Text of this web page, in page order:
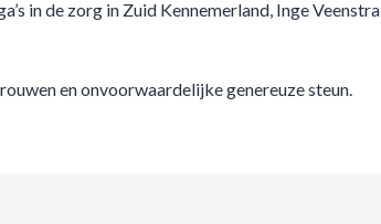
in de zorg in Zuid Kennemerland, Inge Veenstra
en onvoorwaardelijke genereuze steun.